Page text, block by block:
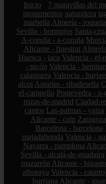
Inicio 7 maravillas del
monumentos naturaleza
marbella Almería -
Sevilla - bormujos Santa-
A-coruña - a-coruña
Alicante - finestrat
Huesca - jaca Valencia - el-
- picón Valencia -
calasparra Valencia -
alcoi Asturias - ribadesella
el-campello Pontevedra - o-
rozas-de-madrid Ciudad-
cantos Las-palmas - yaiza
Alicante - calp
Barcelona - barcelona
majadahonda Valencia -
Navarra - pamplona
Sevilla - alcalá-de-guadaíra
mazarrón Alicante -
alboraya Valencia -
burriana Alicante -